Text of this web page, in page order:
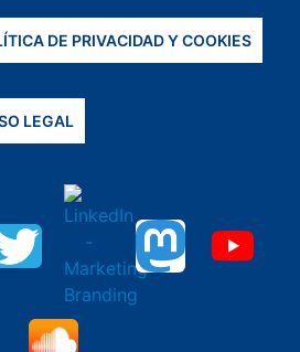
DE PRIVACIDAD Y COOKIES
LEGAL